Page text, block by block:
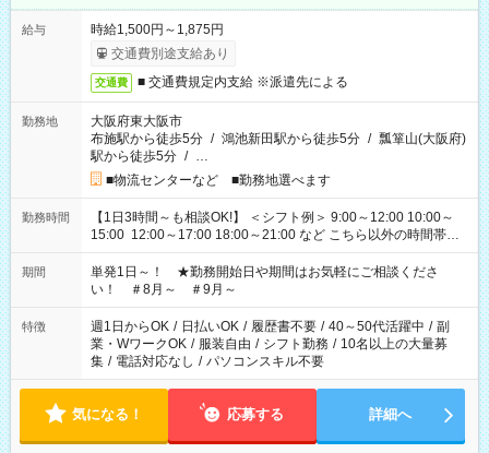
給与
時給1,500円～1,875円
交通費別途支給あり
交通費 ■ 交通費規定内支給 ※派遣先による
勤務地
大阪府東大阪市
布施駅から徒歩5分 / 鴻池新田駅から徒歩5分 / 瓢箪山(大阪府)
駅から徒歩5分 / …
■物流センターなど ■勤務地選べます
勤務時間
【1日3時間～も相談OK!】 ＜シフト例＞ 9:00～12:00 10:00～
15:00 12:00～17:00 18:00～21:00 など こちら以外の時間帯も
お気軽にご相談ください！
期間
単発1日～！ ★勤務開始日や期間はお気軽にご相談くださ
い！ ＃8月～ ＃9月～
特徴 週1日からOK / 日払いOK / 履歴書不要 / 40～50代活躍中 / 副
業・WワークOK / 服装自由 / シフト勤務 / 10名以上の大量募
集 / 電話対応なし / パソコンスキル不要
気になる！ 応募する 詳細へ